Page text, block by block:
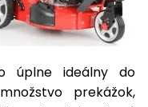
úplne ideálny do
prekážok,